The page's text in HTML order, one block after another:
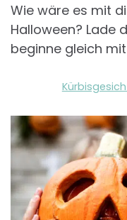
Wie wäre es mit
Halloween? Lade
beginne gleich